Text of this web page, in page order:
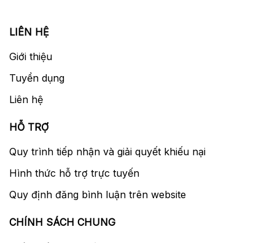
trong các điều kiện ánh sáng yếu, ví dụ như
vào lúc sáng sớm hay buổi tối mà vẫn đảm
bảo chất lượng hình ảnh hoàn hảo. ISO
4000 cũng lý tưởng khi bạn sử dụng các ống
kính có khẩu nhỏ. Dual Base ISO* kết hợp
với Kính lọc ND điện tử có thể thay đổi cho
môi trường ghi hình cùng với khả năng đáp
ứng tốt hơn với các điều kiện thay đổi liên
*ISO 800 và ISO 4000 được sử dụng ở chế
độ S-Log3, Cine EI.
LIÊN HỆ
Giới thiệu
Tuyển dụng
Liên hệ
HỖ TRỢ
Quy trình tiếp nhận và giải quyết khiếu nại
Hình thức hỗ trợ trực tuyến
Quy định đăng bình luận trên website
CHÍNH SÁCH CHUNG